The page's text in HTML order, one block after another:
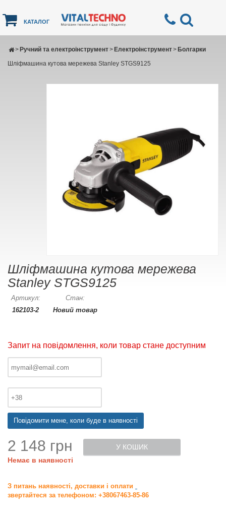
КАТАЛОГ
Ручний та електроінструмент
> Електроінструмент
> Болгарки
>
Шліфмашина кутова мережева Stanley STGS9125
Шліфмашина кутова мережева
Stanley STGS9125
Артикул:
162103-2
Стан:
Новий товар
Запит на повідомлення, коли товар стане доступним
Повідомити мене, коли буде в наявності
2 148 грн
Немає в наявності
У КОШИК
З питань наявності, доставки і оплати
звертайтеся за телефоном: +38067463-85-86